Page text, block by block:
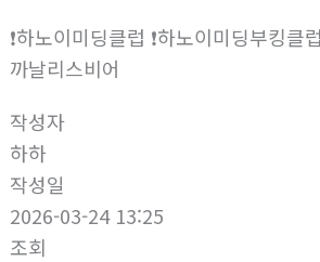
❗하노이미딩클럽 ❗하노이미딩부킹
까날리스비어
작성자
하하
작성일
2026-03-24 13:25
조회